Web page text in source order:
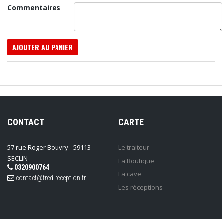
Commentaires
AJOUTER AU PANIER
CONTACT
57 rue Roger Bouvry - 59113
SECLIN
0320900764
contact@fred-reception.fr
CARTE
Le traiteur
La Boutique
La cave
Les réceptions